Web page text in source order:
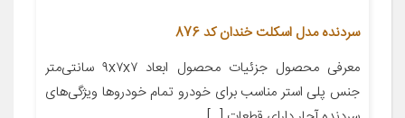
سردنده مدل اسکلت خندان کد 876
معرفی محصول جزئیات محصول ابعاد ۹x۷x۷ سانتی‌متر
جنس پلی استر مناسب برای خودرو تمام خودروها ویژگی‌های